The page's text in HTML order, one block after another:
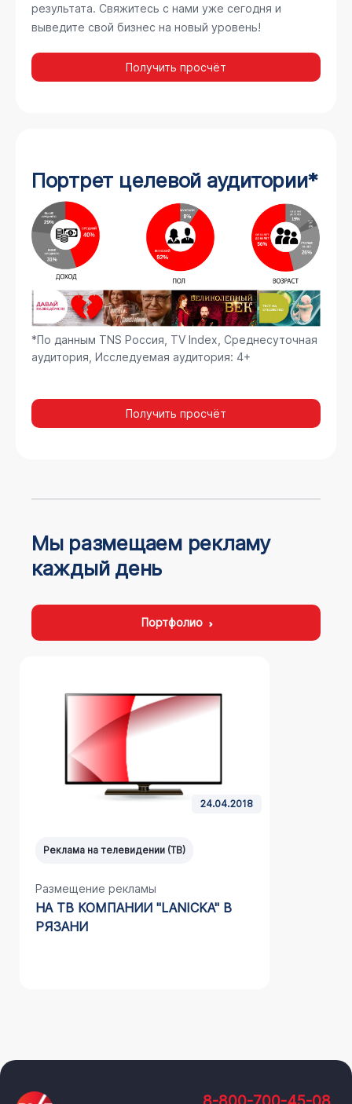
результата. Свяжитесь с нами уже сегодня и
выведите свой бизнес на новый уровень!
Получить просчёт
Портрет целевой аудитории*
*По данным TNS Россия, TV Index, Среднесуточная
аудитория, Исследуемая аудитория: 4+
Получить просчёт
Мы размещаем рекламу
каждый день
Портфолио
24.04.2018
Реклама на телевидении (ТВ)
Размещение рекламы
НА ТВ КОМПАНИИ "LANICKA" В
РЯЗАНИ